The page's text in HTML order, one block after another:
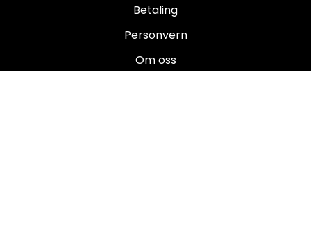
Betaling
Personvern
Om oss